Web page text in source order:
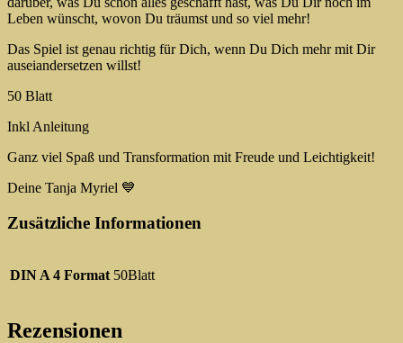
Leben wünscht, wovon Du träumst und so viel mehr!
Das Spiel ist genau richtig für Dich, wenn Du Dich mehr mit Dir
auseiandersetzen willst!
50 Blatt
Inkl Anleitung
Ganz viel Spaß und Transformation mit Freude und Leichtigkeit!
Deine Tanja Myriel 💙
Zusätzliche Informationen
DIN A 4 Format 50Blatt
Rezensionen